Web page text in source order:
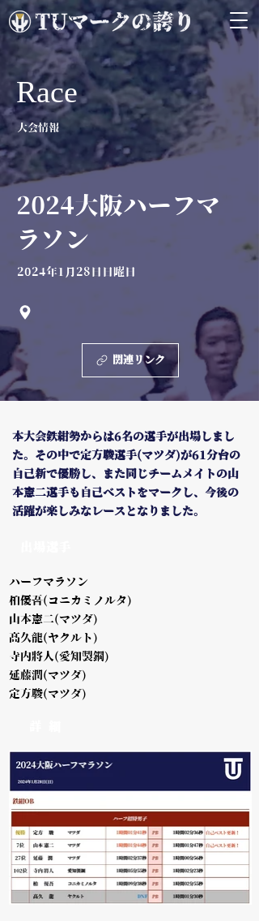
Race
大会情報
2024大阪ハーフマ
ラソン
2024年1月28日日曜日
関連リンク
本大会鉄紺勢からは6名の選手が出場しまし
た。その中で定方駿選手(マツダ)が61分台の
自己新で優勝し、また同じチームメイトの山
本憲二選手も自己ベストをマークし、今後の
活躍が楽しみなレースとなりました。
ハーフマラソン
柏優吾(コニカミノルタ)
山本憲二(マツダ)
髙久龍(ヤクルト)
寺内將人(愛知製鋼)
延藤潤(マツダ)
定方駿(マツダ)